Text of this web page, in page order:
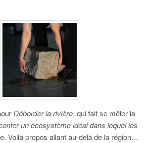
Déborder la rivière, qui fait se mêler la
un écosystème idéal dans lequel les
Voilà propos allant au-delà de la région…